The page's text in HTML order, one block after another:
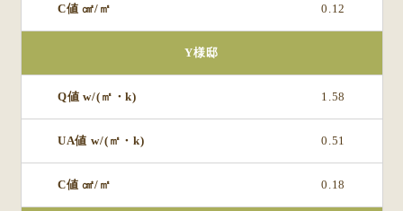
0.12
Y様邸
1.58
0.51
0.18